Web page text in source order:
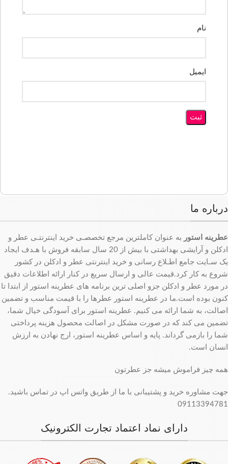
نام
ایمیل
درباره ما
عطرینه استور به عنوان کاملترین مرجع تخصصـی خرید اینترنتـی عطر و
ادکلن و آرایشی بهداشتی با بیش از 20 سال سابقه فروش با هـدف ایجاد
یک سـایت جامع اطـلاع رسانی و خرید اینترنتی عطر و ادکلن در کشور
شروع به کار کرد.قیمت عالی و ارسال سریع در کنار ارائه اطلاعات دقیق
در مورد عطر و ادکلن جزو اصلی ترین برنامه های عطرینه استور از ابتدا تا
کنون بوده است.ما در عطرینه استور عطرها را با قیمت مناسب و تضمین
اصالت، به شما ارائه می کنیم. عطرینه استور برای آسودگی خیال شما،
تضمین می کند که در صورت مشکل در اصالت محصول هزینه پرداختی
شما را بازمی گرداند. پایه و اساس عطرینه استور، ارج نهادن به ارزش
انسان است.
همه چیز فراموش میشه جز عطرتون
جهت مشاوره خرید و پشتیبانی با ما از طریق واتس اپ در تماس باشید.
09113394781
دارای نماد اعتماد تجارت الکترونیک